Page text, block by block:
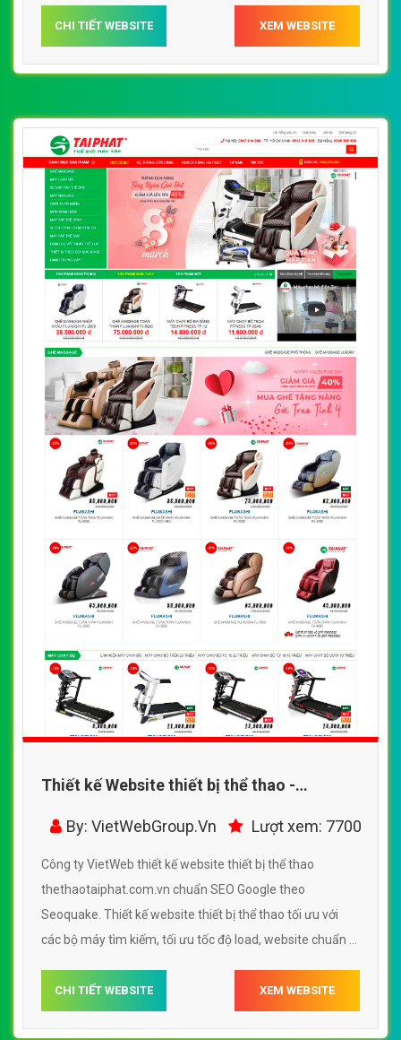
sportsgood.vn
CHI TIẾT WEBSITE XEM WEBSITE
Thiết kế Website thiết bị thể thao -
thethaotaiphat.com.vn - VietWebGroup.Vn
By: VietWebGroup.Vn Lượt xem: 7700
Công ty VietWeb thiết kế website thiết bị thể thao
thethaotaiphat.com.vn chuẩn SEO Google theo
Seoquake. Thiết kế website thiết bị thể thao tối ưu với
các bộ máy tìm kiếm, tối ưu tốc độ load, website chuẩn UI
bị thể thao thethaotaiphat.com.vn
CHI TIẾT WEBSITE XEM WEBSITE